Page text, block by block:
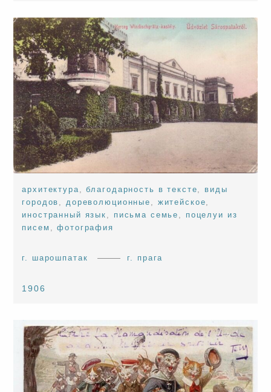
архитектура ,благодарность в тексте
виды
городов
дореволюционные житейское
иностранный язык
письма семье
поцелуи из
писем
,фотография
г. шарошпатак г. прага
1906